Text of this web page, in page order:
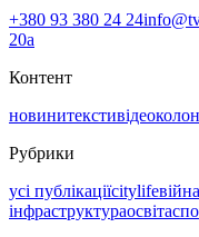
+380 93 380 24 24
20а
Контент
новинитекстивідео
Рубрики
усі публікаціїcitylifeвійна
інфраструктураосвіта